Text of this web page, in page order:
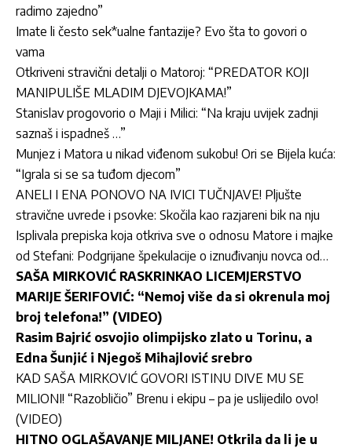
radimo zajedno”
Imate li često sek*ualne fantazije? Evo šta to govori o
vama
Otkriveni stravični detalji o Matoroj: “PREDATOR KOJI
MANIPULIŠE MLADIM DJEVOJKAMA!”
Stanislav progovorio o Maji i Milici: “Na kraju uvijek zadnji
saznaš i ispadneš …”
Munjez i Matora u nikad viđenom sukobu! Ori se Bijela kuća:
“Igrala si se sa tuđom djecom”
ANELI I ENA PONOVO NA IVICI TUČNJAVE! Pljušte
stravične uvrede i psovke: Skočila kao razjareni bik na nju
Isplivala prepiska koja otkriva sve o odnosu Matore i majke
od Stefani: Podgrijane špekulacije o iznuđivanju novca od…
SAŠA MIRKOVIĆ RASKRINKAO LICEMJERSTVO
MARIJE ŠERIFOVIĆ: “Nemoj više da si okrenula moj
broj telefona!” (VIDEO)
Rasim Bajrić osvojio olimpijsko zlato u Torinu, a
Edna Šunjić i Njegoš Mihajlović srebro
KAD SAŠA MIRKOVIĆ GOVORI ISTINU DIVE MU SE
MILIONI! “Razobličio” Brenu i ekipu – pa je uslijedilo ovo!
(VIDEO)
HITNO OGLAŠAVANJE MILJANE! Otkrila da li je u